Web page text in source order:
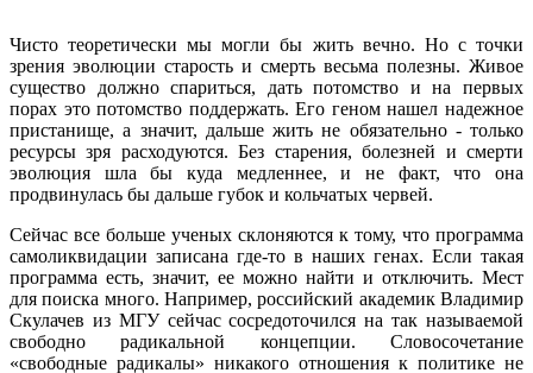
Чисто теоретически мы могли бы жить вечно. Но с точки
зрения эволюции старость и смерть весьма полезны. Живое
существо должно спариться, дать потомство и на первых
порах это потомство поддержать. Его геном нашел надежное
пристанище, а значит, дальше жить не обязательно - только
ресурсы зря расходуются. Без старения, болезней и смерти
эволюция шла бы куда медленнее, и не факт, что она
продвинулась бы дальше губок и кольчатых червей.
Сейчас все больше ученых склоняются к тому, что программа
самоликвидации записана где-то в наших генах. Если такая
программа есть, значит, ее можно найти и отключить. Мест
для поиска много. Например, российский академик Владимир
Скулачев из МГУ сейчас сосредоточился на так называемой
свободно радикальной концепции. Словосочетание
«свободные радикалы» никакого отношения к политике не